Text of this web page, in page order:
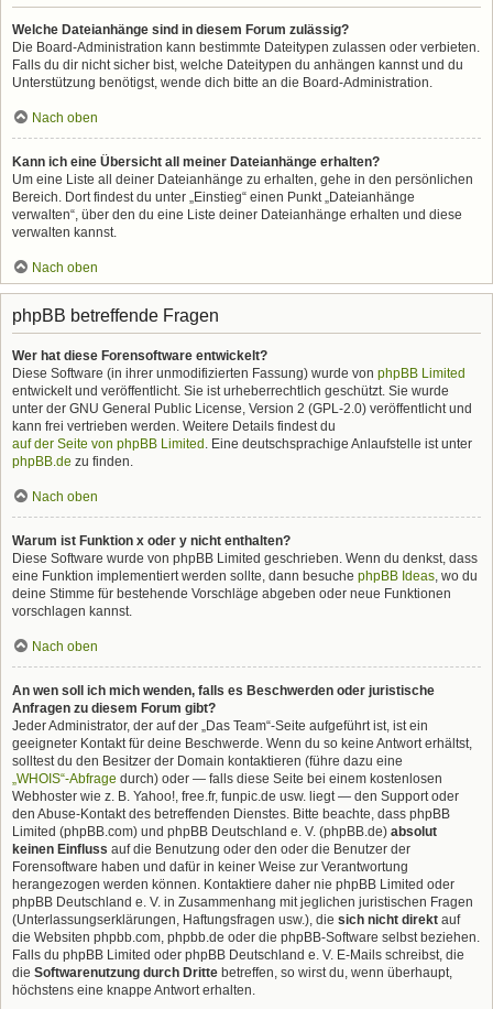
Welche Dateianhänge sind in diesem Forum zulässig?
Die Board-Administration kann bestimmte Dateitypen zulassen oder verbieten.
Falls du dir nicht sicher bist, welche Dateitypen du anhängen kannst und du
Unterstützung benötigst, wende dich bitte an die Board-Administration.
Nach oben
Kann ich eine Übersicht all meiner Dateianhänge erhalten?
Um eine Liste all deiner Dateianhänge zu erhalten, gehe in den persönlichen
Bereich. Dort findest du unter „Einstieg“ einen Punkt „Dateianhänge
verwalten“, über den du eine Liste deiner Dateianhänge erhalten und diese
verwalten kannst.
Nach oben
phpBB betreffende Fragen
Wer hat diese Forensoftware entwickelt?
Diese Software (in ihrer unmodifizierten Fassung) wurde von phpBB Limited
entwickelt und veröffentlicht. Sie ist urheberrechtlich geschützt. Sie wurde
unter der GNU General Public License, Version 2 (GPL-2.0) veröffentlicht und
kann frei vertrieben werden. Weitere Details findest du
auf der Seite von phpBB Limited . Eine deutschsprachige Anlaufstelle ist unter
phpBB.de zu finden.
Nach oben
Warum ist Funktion x oder y nicht enthalten?
Diese Software wurde von phpBB Limited geschrieben. Wenn du denkst, dass
eine Funktion implementiert werden sollte, dann besuche phpBB Ideas, wo du
deine Stimme für bestehende Vorschläge abgeben oder neue Funktionen
vorschlagen kannst.
Nach oben
An wen soll ich mich wenden, falls es Beschwerden oder juristische
Anfragen zu diesem Forum gibt?
Jeder Administrator, der auf der „Das Team“-Seite aufgeführt ist, ist ein
geeigneter Kontakt für deine Beschwerde. Wenn du so keine Antwort erhältst,
solltest du den Besitzer der Domain kontaktieren (führe dazu eine
„WHOIS“-Abfrage durch) oder — falls diese Seite bei einem kostenlosen
Webhoster wie z. B. Yahoo!, free.fr, funpic.de usw. liegt — den Support oder
den Abuse-Kontakt des betreffenden Dienstes. Bitte beachte, dass phpBB
Limited (phpBB.com) und phpBB Deutschland e. V. (phpBB.de) absolut
keinen Einfluss auf die Benutzung oder den oder die Benutzer der
Forensoftware haben und dafür in keiner Weise zur Verantwortung
herangezogen werden können. Kontaktiere daher nie phpBB Limited oder
phpBB Deutschland e. V. in Zusammenhang mit jeglichen juristischen Fragen
(Unterlassungserklärungen, Haftungsfragen usw.), die sich nicht direkt auf
die Websiten phpbb.com, phpbb.de oder die phpBB-Software selbst beziehen.
Falls du phpBB Limited oder phpBB Deutschland e. V. E-Mails schreibst, die
die Softwarenutzung durch Dritte betreffen, so wirst du, wenn überhaupt,
höchstens eine knappe Antwort erhalten.